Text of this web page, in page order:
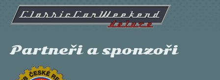
Partneři a sponzoři